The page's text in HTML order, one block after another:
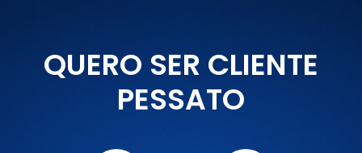
QUERO SER CLIENTE
PESSATO